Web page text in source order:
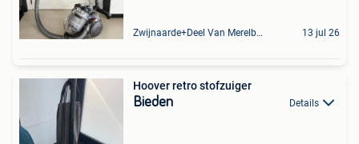
Zwijnaarde+Deel Van Merelbeke 13 jul 26
Hoover retro stofzuiger
Bieden Details